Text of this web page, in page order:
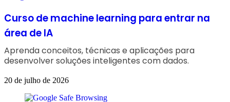
Curso de machine learning para entrar na
área de IA
Aprenda conceitos, técnicas e aplicações para
desenvolver soluções inteligentes com dados.
20 de julho de 2026